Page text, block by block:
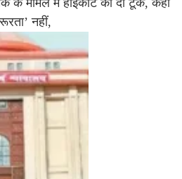
मामले में हाईकोर्ट की दो टूक, कहा
नहीं,